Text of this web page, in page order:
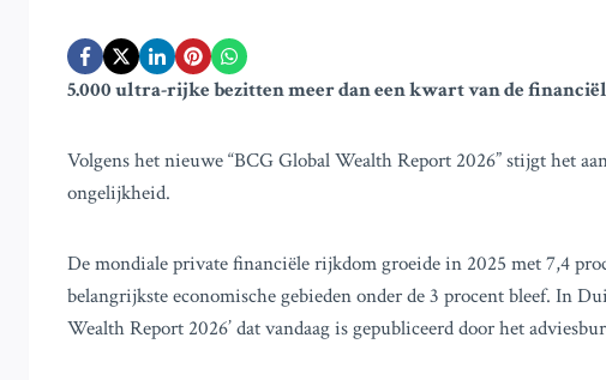
5.000 ultra-rijke bezitten meer dan een kwart van de
Volgens het nieuwe “BCG Global Wealth Report 2026” stijgt het
ongelijkheid.
De mondiale private financiële rijkdom groeide in 2025 met 7,4
belangrijkste economische gebieden onder de 3 procent bleef. In
Wealth Report 2026’ dat vandaag is gepubliceerd door het